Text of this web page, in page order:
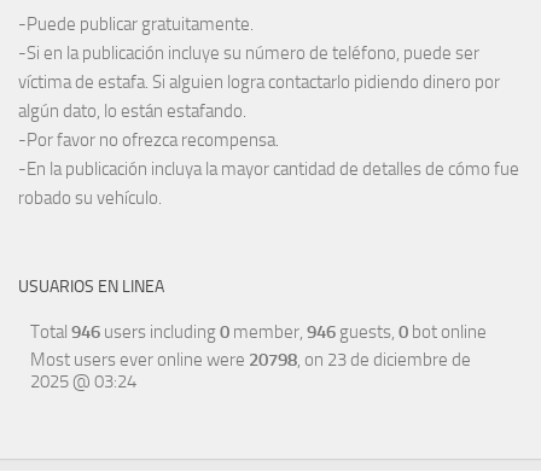
-Puede publicar gratuitamente.
-Si en la publicación incluye su número de teléfono, puede ser
víctima de estafa. Si alguien logra contactarlo pidiendo dinero por
algún dato, lo están estafando.
-Por favor no ofrezca recompensa.
-En la publicación incluya la mayor cantidad de detalles de cómo fue
robado su vehículo.
USUARIOS EN LINEA
Total 946 users including0 member, 946 guests, 0 bot online
Most users ever online were 20798, on 23 de diciembre de
2025 @ 03:24